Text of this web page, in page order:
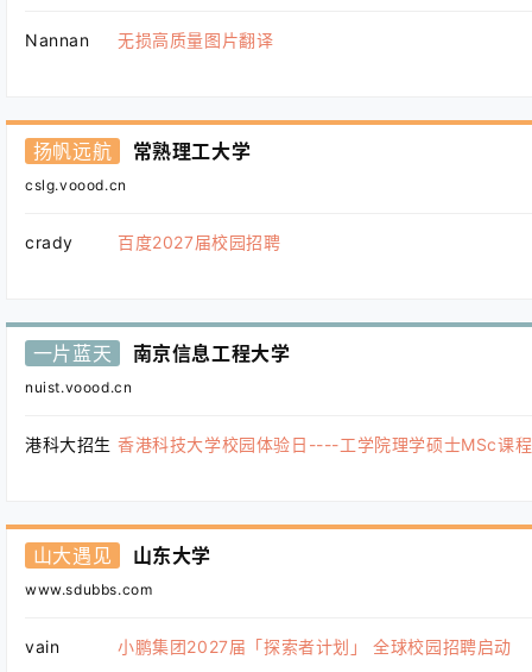
Nannan 无损高质量图片翻译
扬帆远航 常熟理工大学
cslg.voood.cn
crady 百度2027届校园招聘
一片蓝天 南京信息工程大学
nuist.voood.cn
港科大招生 香港科技大学校园体验日----工学院理学硕士MSc课
山大遇见 山东大学
www.sdubbs.com
vain 小鹏集团2027届「探索者计划」 全球校园招聘启动